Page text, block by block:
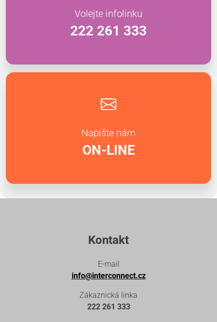
Volejte infolinku
222 261 333
Napište nám
ON-LINE
Kontakt
E-mail
info@interconnect.cz
Zákaznická linka
222 261 333